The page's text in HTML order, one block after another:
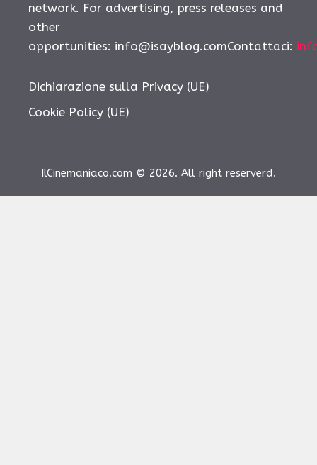
network. For advertising, press releases and
other
opportunities: info@isayblog.comContattaci:
Dichiarazione sulla Privacy (UE)
Cookie Policy (UE)
IlCinemaniaco.com © 2026. All right reserverd.